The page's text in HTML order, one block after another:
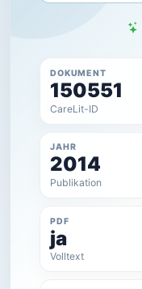
DOKUMENT
150551
CareLit-ID
JAHR
2014
Publikation
PDF
ja
Volltext